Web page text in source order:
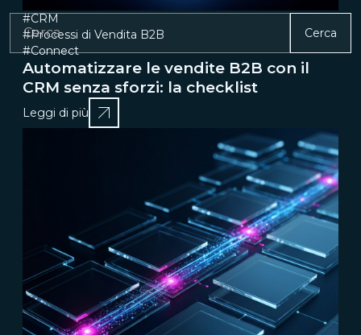
Cerca
#CRM
#Processi di Vendita B2B
#Connect
Automatizzare le vendite B2B con il
CRM senza sforzi: la checklist
Leggi di più